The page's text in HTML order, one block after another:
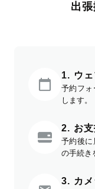
出
1. ウ
予約フォ
します。
2. お支
予約後
の手続き
3. カ